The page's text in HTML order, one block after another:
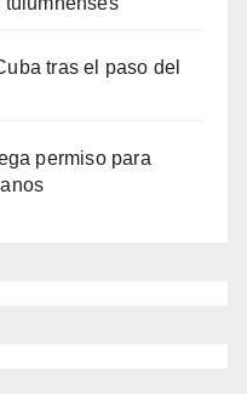
tras el paso del
permiso para